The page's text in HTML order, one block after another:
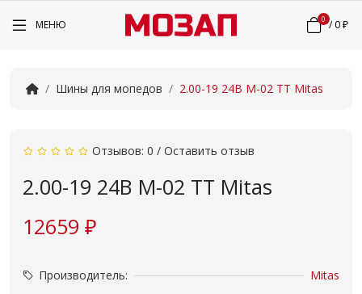
МЕНЮ 0 /0 ₽
Шины для мопедов 2.00-19 24B M-02 TT Mitas
Отзывов: 0 / Оставить отзыв
2.00-19 24B M-02 TT Mitas
12659 ₽
Производитель:
Mitas